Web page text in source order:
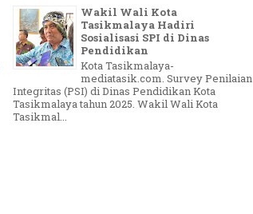
Wakil Wali Kota
Tasikmalaya Hadiri
Sosialisasi SPI di Dinas
Pendidikan
Kota Tasikmalaya-
mediatasik.com. Survey Penilaian
Integritas (PSI) di Dinas Pendidikan Kota
Tasikmalaya tahun 2025. Wakil Wali Kota
Tasikmal...